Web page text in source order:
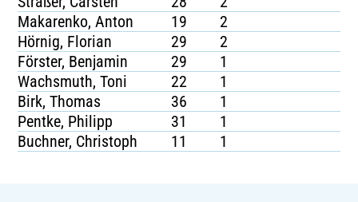
Makarenko, Anton
19
2
Hörnig, Florian
29
2
Förster, Benjamin
29
1
Wachsmuth, Toni
22
1
Birk, Thomas
36
1
Pentke, Philipp
31
1
Buchner, Christoph
11 1